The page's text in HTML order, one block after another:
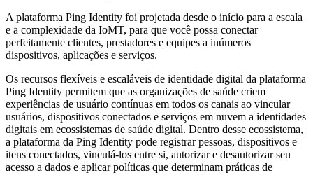
A plataforma Ping Identity foi projetada desde o início para a escala
e a complexidade da IoMT, para que você possa conectar
perfeitamente clientes, prestadores e equipes a inúmeros
dispositivos, aplicações e serviços.
Os recursos flexíveis e escaláveis de identidade digital da plataforma
Ping Identity permitem que as organizações de saúde criem
experiências de usuário contínuas em todos os canais ao vincular
usuários, dispositivos conectados e serviços em nuvem a identidades
digitais em ecossistemas de saúde digital. Dentro desse ecossistema,
a plataforma da Ping Identity pode registrar pessoas, dispositivos e
itens conectados, vinculá-los entre si, autorizar e desautorizar seu
acesso a dados e aplicar políticas que determinam práticas de